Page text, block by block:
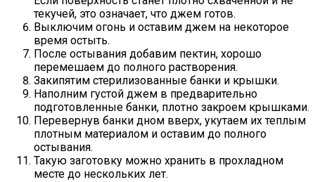
текучей, это означает, что джем готов.
Выключим огонь и оставим джем на некоторое
время остыть.
После остывания добавим пектин, хорошо
перемешаем до полного растворения.
Закипятим стерилизованные банки и крышки.
Наполним густой джем в предварительно
подготовленные банки, плотно закроем крышками.
Перевернув банки дном вверх, укутаем их теплым
плотным материалом и оставим до полного
остывания.
Такую заготовку можно хранить в прохладном
месте до нескольких лет.